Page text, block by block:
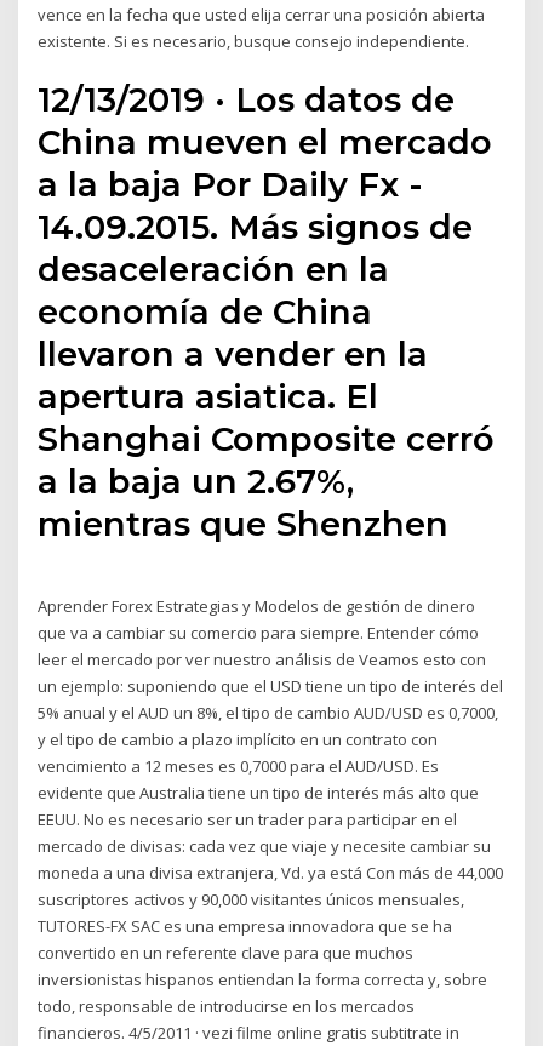
vence en la fecha que usted elija cerrar una posición abierta
existente. Si es necesario, busque consejo independiente.
12/13/2019 · Los datos de
China mueven el mercado
a la baja Por Daily Fx -
14.09.2015. Más signos de
desaceleración en la
economía de China
llevaron a vender en la
apertura asiatica. El
Shanghai Composite cerró
a la baja un 2.67%,
mientras que Shenzhen
Aprender Forex Estrategias y Modelos de gestión de dinero
que va a cambiar su comercio para siempre. Entender cómo
leer el mercado por ver nuestro análisis de Veamos esto con
un ejemplo: suponiendo que el USD tiene un tipo de interés del
5% anual y el AUD un 8%, el tipo de cambio AUD/USD es 0,7000,
y el tipo de cambio a plazo implícito en un contrato con
vencimiento a 12 meses es 0,7000 para el AUD/USD. Es
evidente que Australia tiene un tipo de interés más alto que
EEUU. No es necesario ser un trader para participar en el
mercado de divisas: cada vez que viaje y necesite cambiar su
moneda a una divisa extranjera, Vd. ya está Con más de 44,000
suscriptores activos y 90,000 visitantes únicos mensuales,
TUTORES-FX SAC es una empresa innovadora que se ha
convertido en un referente clave para que muchos
inversionistas hispanos entiendan la forma correcta y, sobre
todo, responsable de introducirse en los mercados
financieros. 4/5/2011 · vezi filme online gratis subtitrate in